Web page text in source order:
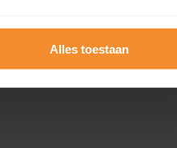
Alles toestaan